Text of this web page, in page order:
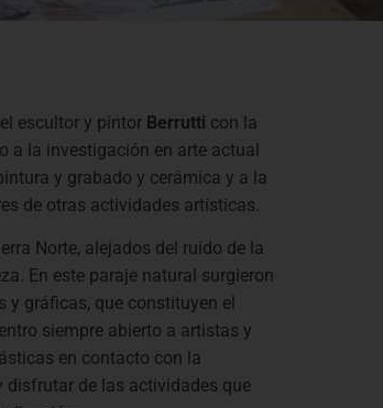
escultor y pintor Berrutti con la
a la investigación en arte actual
y grabado y cerámica y a la
de otras actividades artísticas.
Norte, alejados del ruido de la
En este paraje natural surgieron
y gráficas, que constituyen el
siempre abierto a artistas y
en contacto con la
disfrutar de las actividades que